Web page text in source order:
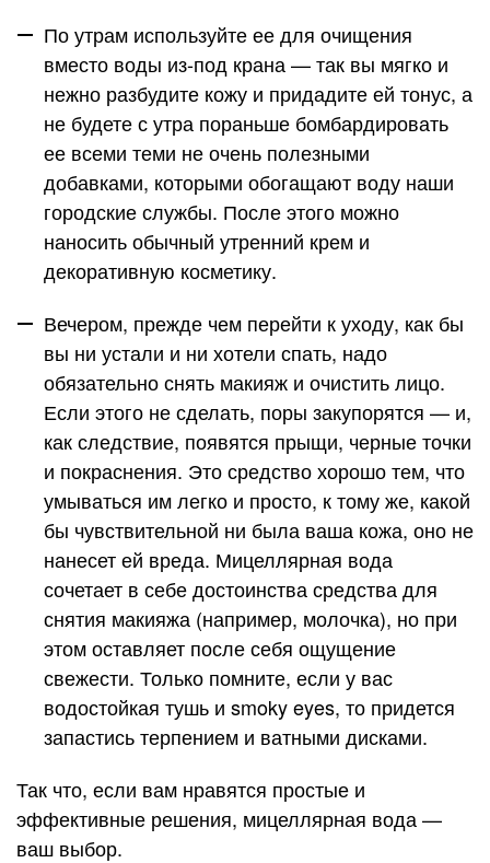
По утрам используйте ее для очищения
вместо воды из-под крана — так вы мягко и
нежно разбудите кожу и придадите ей тонус, а
не будете с утра пораньше бомбардировать
ее всеми теми не очень полезными
добавками, которыми обогащают воду наши
городские службы. После этого можно
наносить обычный утренний крем и
декоративную косметику.
Вечером, прежде чем перейти к уходу, как бы
вы ни устали и ни хотели спать, надо
обязательно снять макияж и очистить лицо.
Если этого не сделать, поры закупорятся — и,
как следствие, появятся прыщи, черные точки
и покраснения. Это средство хорошо тем, что
умываться им легко и просто, к тому же, какой
бы чувствительной ни была ваша кожа, оно не
нанесет ей вреда. Мицеллярная вода
сочетает в себе достоинства средства для
снятия макияжа (например, молочка), но при
этом оставляет после себя ощущение
свежести. Только помните, если у вас
водостойкая тушь и smoky eyes, то придется
запастись терпением и ватными дисками.
Так что, если вам нравятся простые и
эффективные решения, мицеллярная вода —
ваш выбор.